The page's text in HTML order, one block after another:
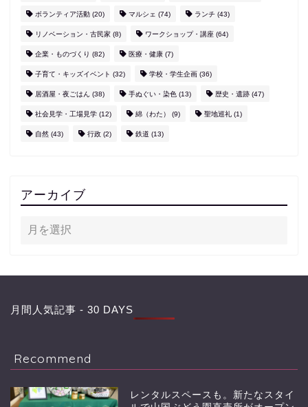
ボランティア活動 (20) マルシェ (74) ランチ (43)
リノベーション・古民家 (8) ワークショップ・講座 (64)
企業・ものづくり (82) 医療・健康 (7)
子育て・キッズイベント (32) 学校・学生企画 (36)
居酒屋・夜ごはん (38) 手ぬぐい・染色 (13) 歴史・遺跡 (47)
社会見学・工場見学 (12) 綿（わた） (9) 聖地巡礼 (1)
自然 (43) 行政 (2) 鉄道 (13)
アーカイブ
月間人気記事 - 30 DAYS
Recommend
レンタルスペースも。新たなスタイ